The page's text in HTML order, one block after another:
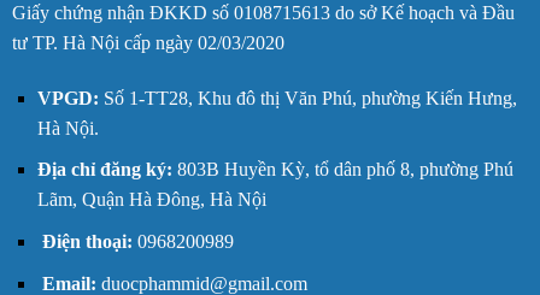
Giấy chứng nhận ĐKKD số 0108715613 do sở Kế hoạch và Đầu
tư TP. Hà Nội cấp ngày 02/03/2020
VPGD: Số 1-TT28, Khu đô thị Văn Phú, phường Kiến Hưng,
Hà Nội.
Địa chỉ đăng ký: 803B Huyền Kỳ, tổ dân phố 8, phường Phú
Lãm, Quận Hà Đông, Hà Nội
Điện thoại: 0968200989
Email: duocphammid@gmail.com